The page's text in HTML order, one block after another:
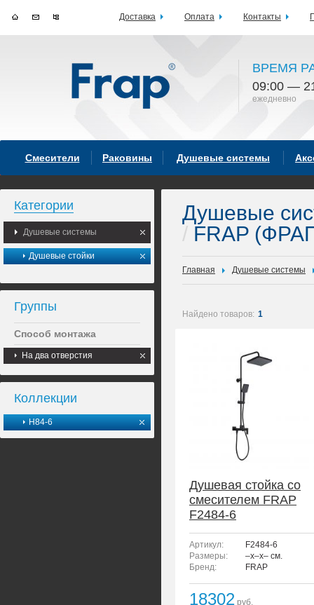
ВРЕМЯ
09:00 —
ежедневно
Смесители Раковины Душевые системы
Категории
Душевые системы
Душевые стойки
Группы
Способ монтажа
На два отверстия
Коллекции
H84-6
Душевые
/ FRAP
Главная Душевые системы
Найдено товаров: 1
Душевая стойка со
смесителем FRAP
F2484-6
Артикул:
F2484-6
Размеры:
–x–x– см.
Бренд:
FRAP
18302 руб.
Доставка Оплата Контакты